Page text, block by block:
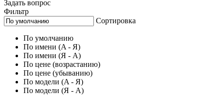
Задать вопрос
Фильтр
Сортировка
По умолчанию
По имени (A - Я)
По имени (Я - A)
По цене (возрастанию)
По цене (убыванию)
По модели (A - Я)
По модели (Я - A)